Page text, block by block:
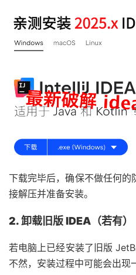
下载完毕后，确保不做任何的
接解压并准备安装。
2. 卸载旧版 IDEA（若有）
若电脑上已经安装了旧版
不然，安装过程中可能会出现